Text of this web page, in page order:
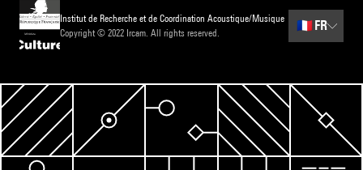
Institut de Recherche et de Coordination Acoustique/Musique
Copyright © 2022 Ircam. All rights reserved.
🇫🇷 FR